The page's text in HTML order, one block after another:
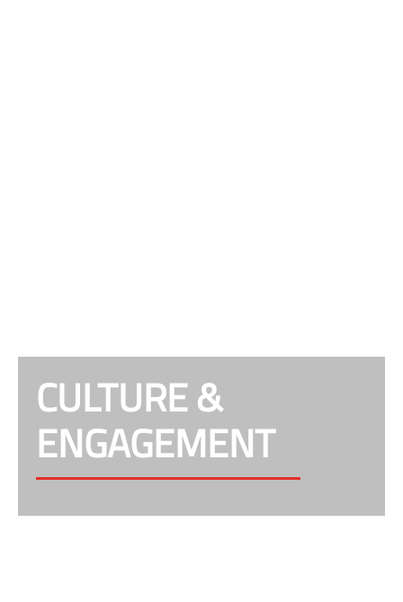
CULTURE &
ENGAGEMENT